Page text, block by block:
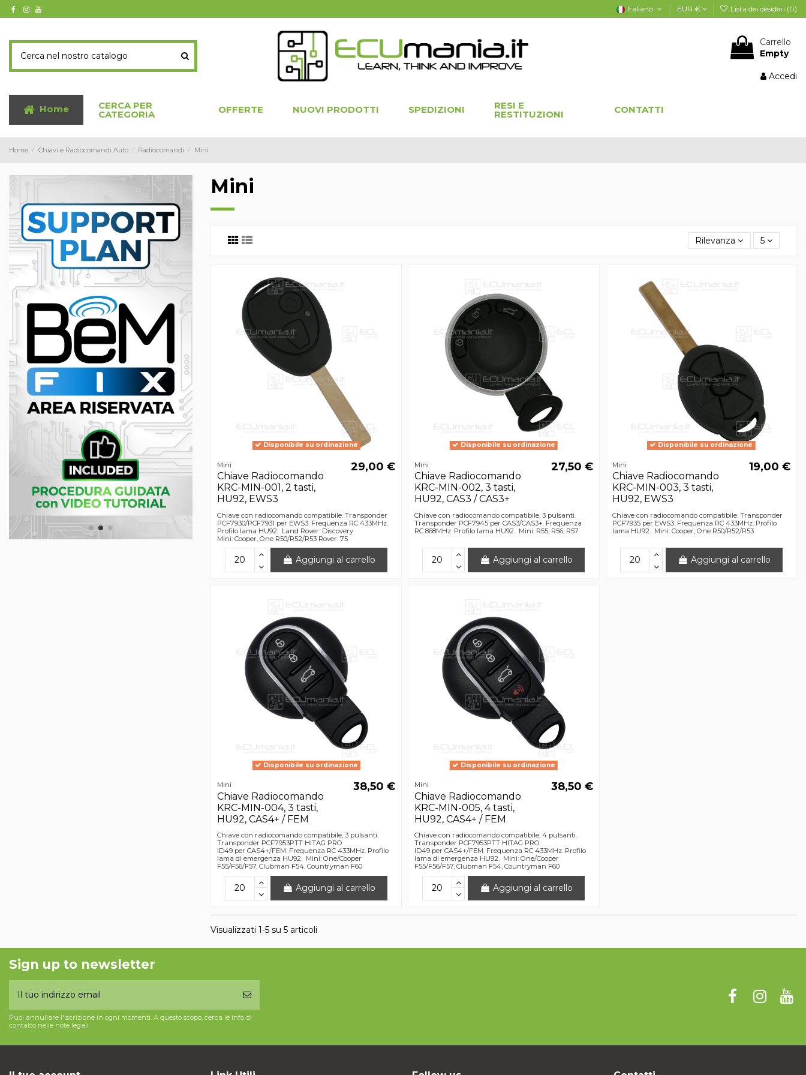
Italiano EUR € Lista dei desideri (0)
Carrello
Empty
Accedi
Home CERCA PER
CATEGORIA OFFERTE NUOVI PRODOTTI SPEDIZIONI RESI E
RESTITUZIONI CONTATTI
Home Chiavi e Radiocomandi Auto Radiocomandi Mini
Mini
Rilevanza 5
Disponibile su ordinazione
Mini
Chiave Radiocomando
KRC-MIN-001, 2 tasti,
HU92, EWS3
29,00 €
Chiave con radiocomando compatibile. Transponder
PCF7930/PCF7931 per EWS3. Frequenza RC 433MHz.
Profilo lama HU92. Land Rover: Discovery
Mini: Cooper, One R50/R52/R53 Rover: 75
Aggiungi al carrello
Disponibile su ordinazione
Mini
Chiave Radiocomando
KRC-MIN-002, 3 tasti,
HU92, CAS3 / CAS3+
27,50 €
Chiave con radiocomando compatibile, 3 pulsanti.
Transponder PCF7945 per CAS3/CAS3+. Frequenza
RC 868MHz. Profilo lama HU92. Mini: R55, R56, R57
Aggiungi al carrello
Disponibile su ordinazione
Mini
Chiave Radiocomando
KRC-MIN-003, 3 tasti,
HU92, EWS3
19,00 €
Chiave con radiocomando compatibile. Transponder
PCF7935 per EWS3. Frequenza RC 433MHz. Profilo
lama HU92. Mini: Cooper, One R50/R52/R53
Aggiungi al carrello
Disponibile su ordinazione
Mini
Chiave Radiocomando
KRC-MIN-004, 3 tasti,
HU92, CAS4+ / FEM
38,50 €
Chiave con radiocomando compatibile, 3 pulsanti.
Transponder PCF7953PTT HITAG PRO
ID49 per CAS4+/FEM. Frequenza RC 433MHz. Profilo
lama di emergenza HU92. Mini: One/Cooper
F55/F56/F57, Clubman F54, Countryman F60
Aggiungi al carrello
Disponibile su ordinazione
Mini
Chiave Radiocomando
KRC-MIN-005, 4 tasti,
HU92, CAS4+ / FEM
38,50 €
Chiave con radiocomando compatibile, 4 pulsanti.
Transponder PCF7953PTT HITAG PRO
ID49 per CAS4+/FEM. Frequenza RC 433MHz. Profilo
lama di emergenza HU92. Mini: One/Cooper
F55/F56/F57, Clubman F54, Countryman F60
Aggiungi al carrello
Visualizzati 1-5 su 5 articoli
Sign up to newsletter
Puoi annullare l'iscrizione in ogni momenti. A questo scopo, cerca le info di
contatto nelle note legali.